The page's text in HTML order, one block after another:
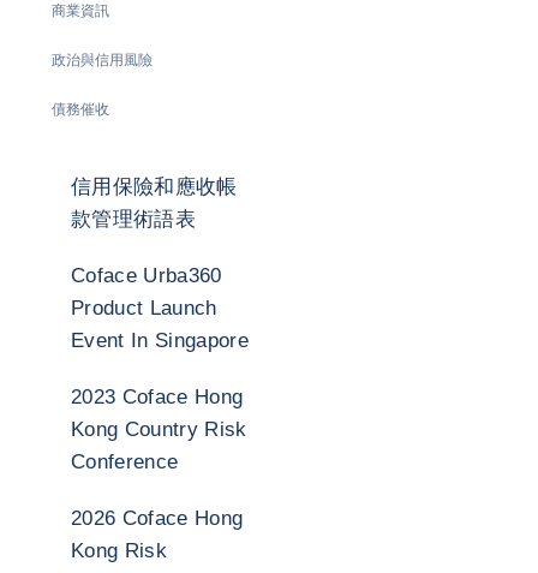
商業資訊
政治與信用風險
債務催收
信用保險和應收帳
款管理術語表
Coface Urba360
Product Launch
Event In Singapore
2023 Coface Hong
Kong Country Risk
Conference
2026 Coface Hong
Kong Risk